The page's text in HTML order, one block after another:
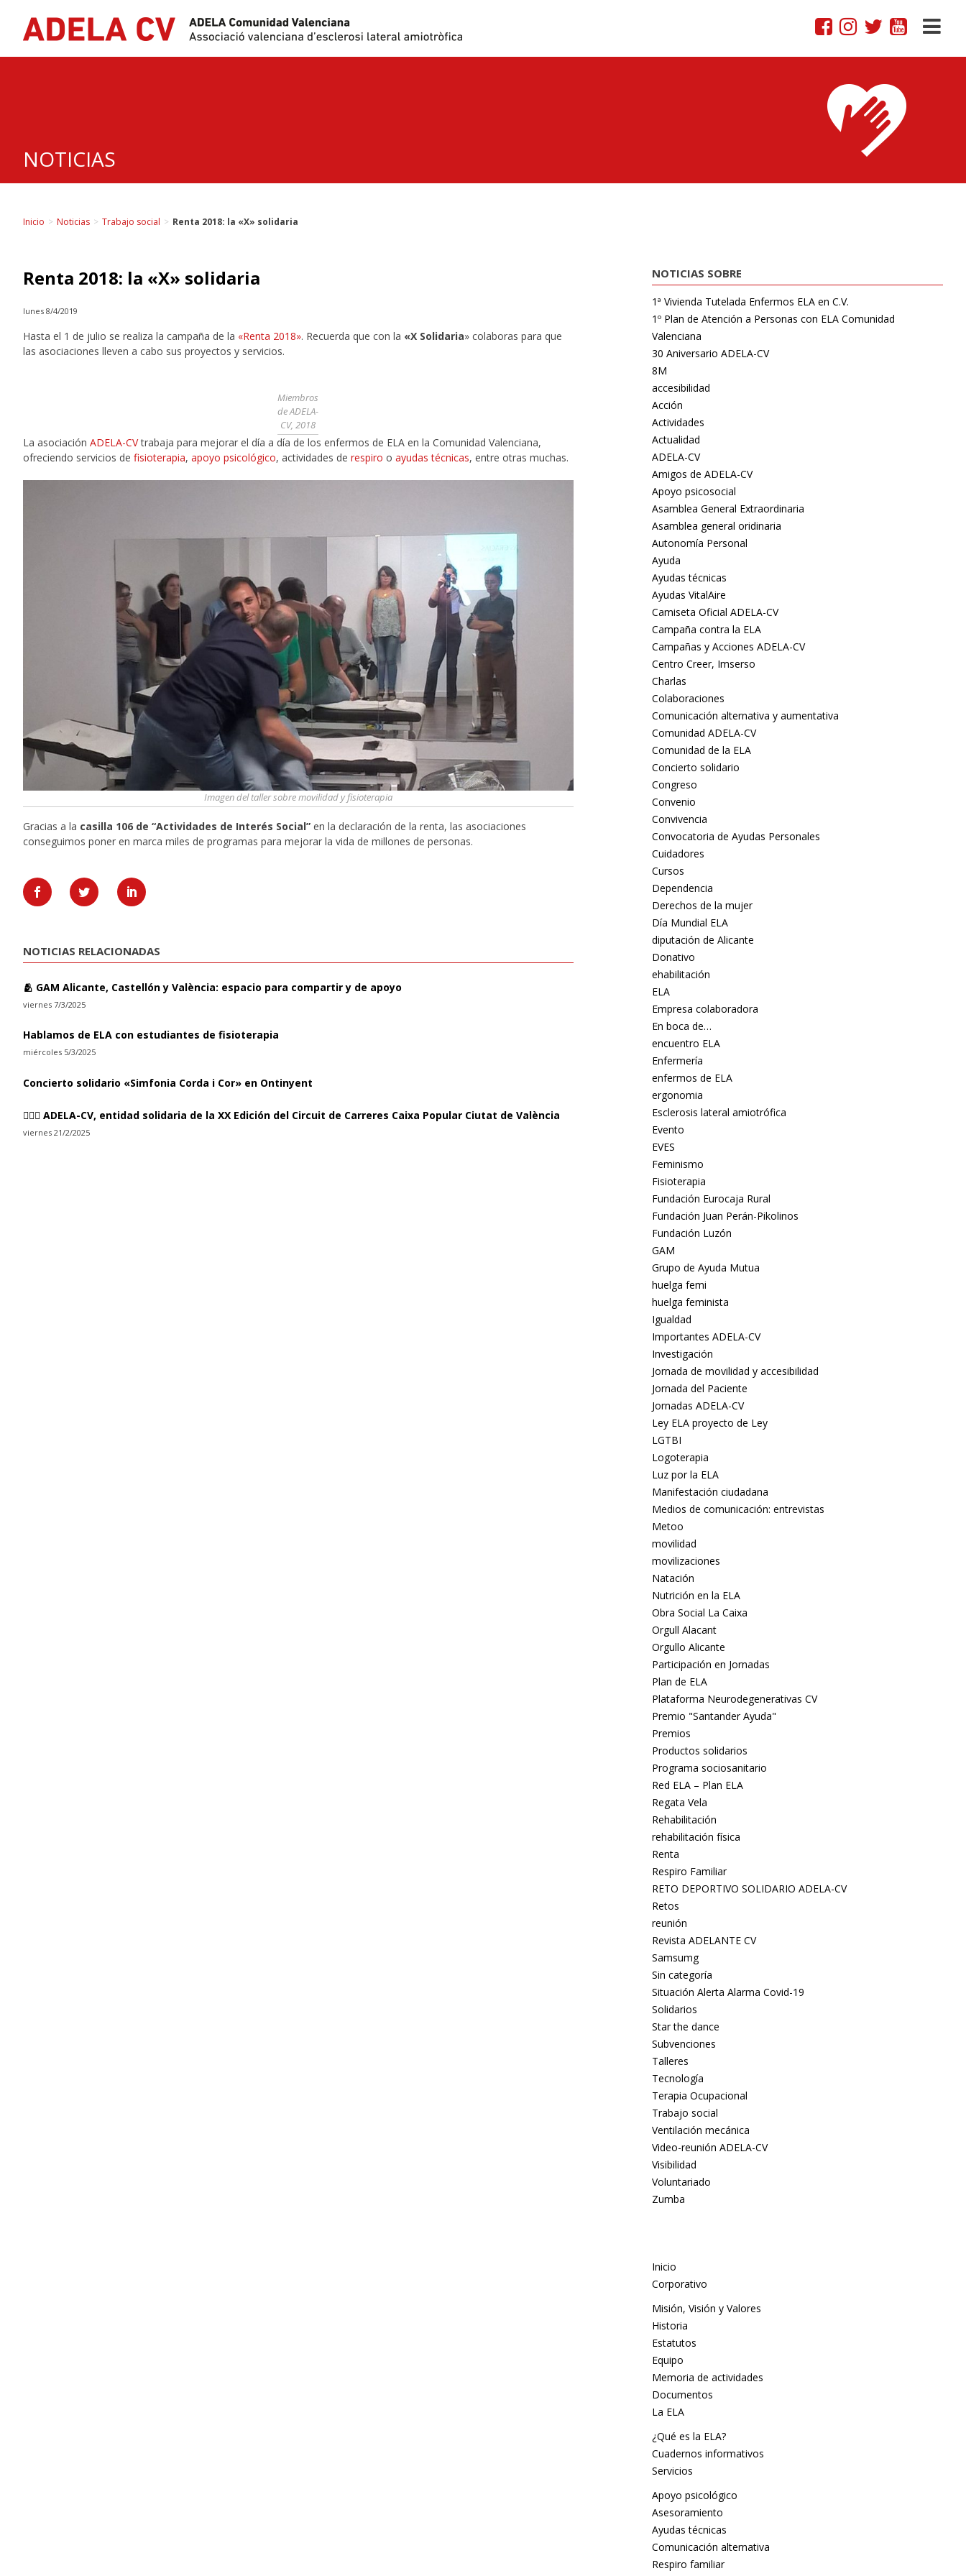
NOTICIAS
Inicio > Noticias > Trabajo social > Renta 2018: la «X» solidaria
Renta 2018: la «X» solidaria
lunes 8/4/2019
Hasta el 1 de julio se realiza la campaña de la «Renta 2018». Recuerda que con la «X Solidaria» colaboras para que
las asociaciones lleven a cabo sus proyectos y servicios.
Miembros
de ADELA-
CV, 2018
La asociación ADELA-CVtrabaja para mejorar el día a día de los enfermos de ELA en la Comunidad Valenciana,
ofreciendo servicios de fisioterapia, apoyo psicológico, actividades de respiro o ayudas técnicas, entre otras muchas.
Imagen del taller sobre movilidad y fisioterapia
Gracias a la casilla 106 de “Actividades de Interés Social” en la declaración de la renta, las asociaciones
conseguimos poner en marca miles de programas para mejorar la vida de millones de personas.
NOTICIAS RELACIONADAS
🫂 GAM Alicante, Castellón y València: espacio para compartir y de apoyo
viernes 7/3/2025
Hablamos de ELA con estudiantes de fisioterapia
miércoles 5/3/2025
Concierto solidario «Simfonia Corda i Cor» en Ontinyent
🏃🏻‍♀ ADELA-CV, entidad solidaria de la XX Edición del Circuit de Carreres Caixa Popular Ciutat de València
viernes 21/2/2025
NOTICIAS SOBRE
1ª Vivienda Tutelada Enfermos ELA en C.V.
1º Plan de Atención a Personas con ELA Comunidad
Valenciana
30 Aniversario ADELA-CV
8M
accesibilidad
Acción
Actividades
Actualidad
ADELA-CV
Amigos de ADELA-CV
Apoyo psicosocial
Asamblea General Extraordinaria
Asamblea general oridinaria
Autonomía Personal
Ayuda
Ayudas técnicas
Ayudas VitalAire
Camiseta Oficial ADELA-CV
Campaña contra la ELA
Campañas y Acciones ADELA-CV
Centro Creer, Imserso
Charlas
Colaboraciones
Comunicación alternativa y aumentativa
Comunidad ADELA-CV
Comunidad de la ELA
Concierto solidario
Congreso
Convenio
Convivencia
Convocatoria de Ayudas Personales
Cuidadores
Cursos
Dependencia
Derechos de la mujer
Día Mundial ELA
diputación de Alicante
Donativo
ehabilitación
ELA
Empresa colaboradora
En boca de…
encuentro ELA
Enfermería
enfermos de ELA
ergonomia
Esclerosis lateral amiotrófica
Evento
EVES
Feminismo
Fisioterapia
Fundación Eurocaja Rural
Fundación Juan Perán-Pikolinos
Fundación Luzón
GAM
Grupo de Ayuda Mutua
huelga femi
huelga feminista
Igualdad
Importantes ADELA-CV
Investigación
Jornada de movilidad y accesibilidad
Jornada del Paciente
Jornadas ADELA-CV
Ley ELA proyecto de Ley
LGTBI
Logoterapia
Luz por la ELA
Manifestación ciudadana
Medios de comunicación: entrevistas
Metoo
movilidad
movilizaciones
Natación
Nutrición en la ELA
Obra Social La Caixa
Orgull Alacant
Orgullo Alicante
Participación en Jornadas
Plan de ELA
Plataforma Neurodegenerativas CV
Premio "Santander Ayuda"
Premios
Productos solidarios
Programa sociosanitario
Red ELA – Plan ELA
Regata Vela
Rehabilitación
rehabilitación física
Renta
Respiro Familiar
RETO DEPORTIVO SOLIDARIO ADELA-CV
Retos
reunión
Revista ADELANTE CV
Samsumg
Sin categoría
Situación Alerta Alarma Covid-19
Solidarios
Star the dance
Subvenciones
Talleres
Tecnología
Terapia Ocupacional
Trabajo social
Ventilación mecánica
Video-reunión ADELA-CV
Visibilidad
Voluntariado
Zumba
Inicio
Corporativo
Misión, Visión y Valores
Historia
Estatutos
Equipo
Memoria de actividades
Documentos
La ELA
¿Qué es la ELA?
Cuadernos informativos
Servicios
Apoyo psicológico
Asesoramiento
Ayudas técnicas
Comunicación alternativa
Respiro familiar